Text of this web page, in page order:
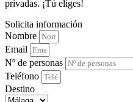
privadas. ¡Tú eliges!
Solicita información
Nombre
Email
Nº de personas
Teléfono
Destino